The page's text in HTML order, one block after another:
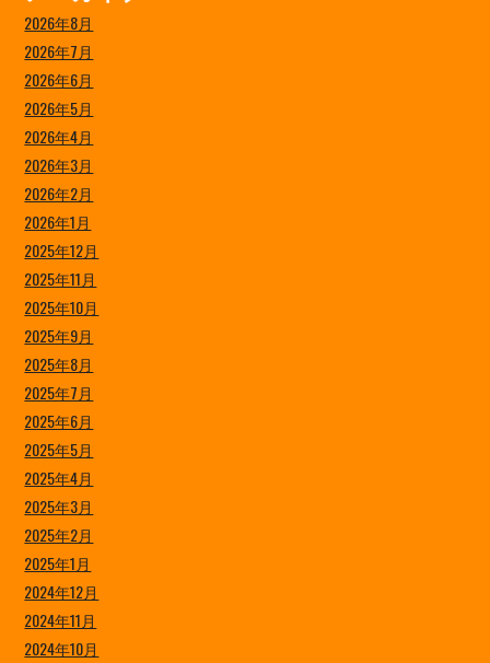
2026年8月
2026年7月
2026年6月
2026年5月
2026年4月
2026年3月
2026年2月
2026年1月
2025年12月
2025年11月
2025年10月
2025年9月
2025年8月
2025年7月
2025年6月
2025年5月
2025年4月
2025年3月
2025年2月
2025年1月
2024年12月
2024年11月
2024年10月